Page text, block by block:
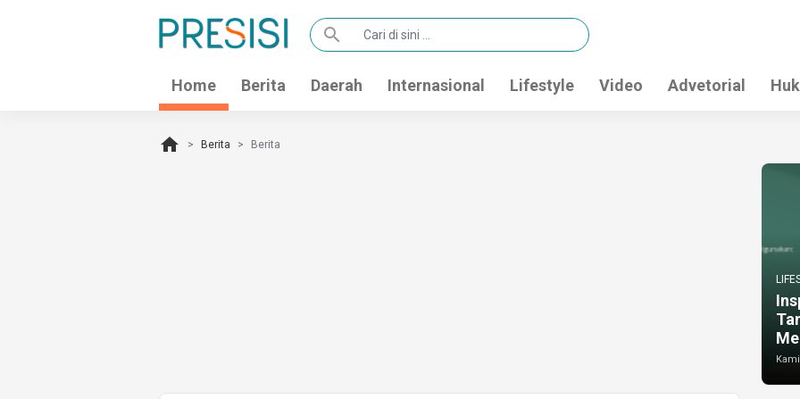
search
Home Berita Daerah Internasional Lifestyle Video Advetorial
home Berita Berita